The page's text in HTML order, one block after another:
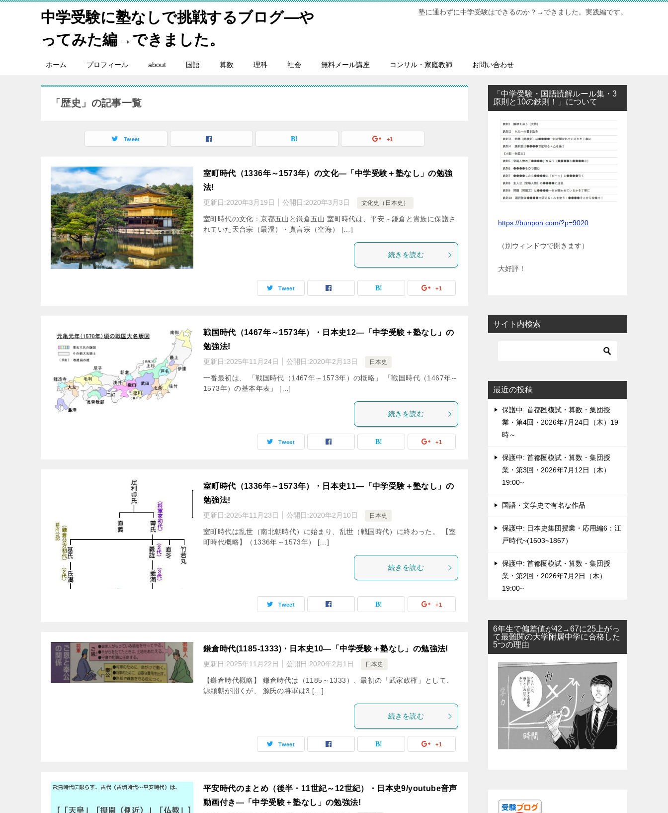
中学受験に塾なしで挑戦するブログ―や
ってみた編→できました。
塾に通わずに中学受験はできるのか？→できました。実践編です。
ホーム プロフィール about 国語 算数 理科 社会 無料メール講座 コンサル・家庭教師 お問い合わせ
「歴史」の記事一覧
Tweet +1
室町時代（1336年～1573年）の文化―「中学受験＋塾なし」の勉強
法!
更新日:2020年3月19日 公開日:2020年3月3日 文化史（日本史）
室町時代の文化：京都五山と鎌倉五山 室町時代は、平安～鎌倉と貴族に保護さ
れていた天台宗（最澄）・真言宗（空海） […]
続きを読む
Tweet +1
戦国時代（1467年～1573年）・日本史12―「中学受験＋塾なし」の
勉強法!
更新日:2025年11月24日 公開日:2020年2月13日 日本史
一番最初は、 「戦国時代（1467年～1573年）の概略」 「戦国時代（1467年～
1573年）の基本年表」 […]
続きを読む
Tweet +1
室町時代（1336年～1573年）・日本史11―「中学受験＋塾なし」の
勉強法!
更新日:2025年11月23日 公開日:2020年2月10日 日本史
室町時代は乱世（南北朝時代）に始まり、乱世（戦国時代）に終わった。 【室
町時代概略】（1336年～1573年） […]
続きを読む
Tweet +1
鎌倉時代(1185-1333)・日本史10―「中学受験＋塾なし」の勉強法!
更新日:2025年11月22日 公開日:2020年2月1日 日本史
【鎌倉時代概略】 鎌倉時代は（1185～1333）、最初の「武家政権」として、
源頼朝が開くが、 源氏の将軍は3 […]
続きを読む
Tweet +1
平安時代のまとめ（後半・11世紀～12世紀）・日本史9/youtube音声
動画付き―「中学受験＋塾なし」の勉強法!
「中学受験・国語読解ルール集・3
原則と10の鉄則！」について
https://bunpon.com/?p=9020
（別ウィンドウで開きます）
大好評！
サイト内検索
最近の投稿
保護中: 首都圏模試・算数・集団授
業・第4回・2026年7月24日（木）19
時～
保護中: 首都圏模試・算数・集団授
業・第3回・2026年7月12日（木）
19:00~
国語・文学史で有名な作品
保護中: 日本史集団授業・応用編6：江
戸時代~(1603~1867）
保護中: 首都圏模試・算数・集団授
業・第2回・2026年7月2日（木）
19:00~
6年生で偏差値が42→67に25上がっ
て最難関の大学附属中学に合格した
5つの理由